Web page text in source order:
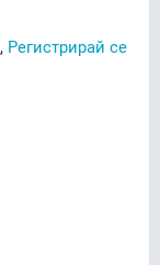
, Регистрирай се